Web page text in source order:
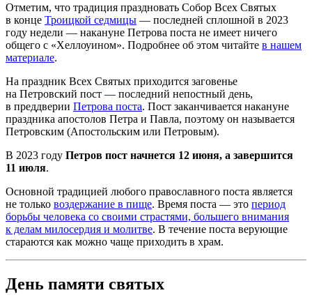
Отметим, что традиция праздновать Собор Всех Святых
в конце Троицкой седмицы — последней сплошной в 2023
году недели — накануне Петрова поста не имеет ничего
общего с «Хеллоуином». Подробнее об этом читайте в нашем
материале.
На праздник Всех Святых приходится заговенье
на Петровский пост — последний непостный день,
в преддверии Петрова поста. Пост заканчивается накануне
праздника апостолов Петра и Павла, поэтому он называется
Петровским (Апостольским или Петровым).
В 2023 году Петров пост начнется 12 июня, а завершится
11 июля.
Основной традицией любого православного поста является
не только воздержание в пище. Время поста — это период
борьбы человека со своими страстями, большего внимания
к делам милосердия и молитве. В течение поста верующие
стараются как можно чаще приходить в храм.
День памяти святых